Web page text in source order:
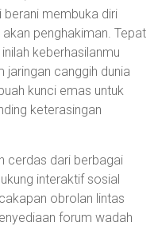
berani membuka diri
penghakiman. Tepat
keberhasilanmu
jaringan canggih dunia
kunci emas untuk
keterasingan
cerdas dari berbagai
interaktif sosial
obrolan lintas
forum wadah